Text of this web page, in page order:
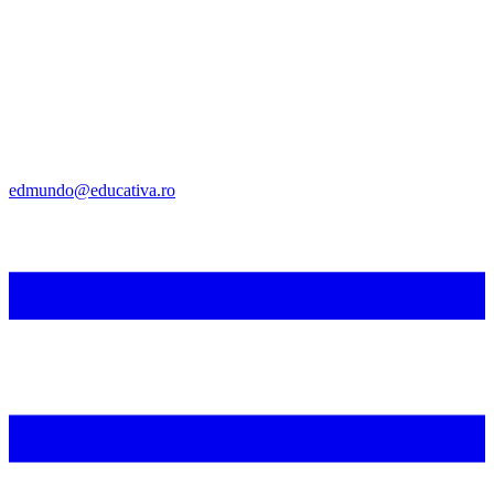
edmundo@educativa.ro